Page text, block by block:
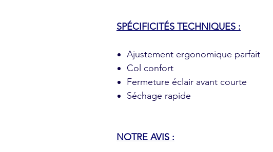
SPÉCIFICITÉS TECHNIQUES :
Ajustement ergonomique parfait
Col confort
Fermeture éclair avant courte
Séchage rapide
NOTRE AVIS :